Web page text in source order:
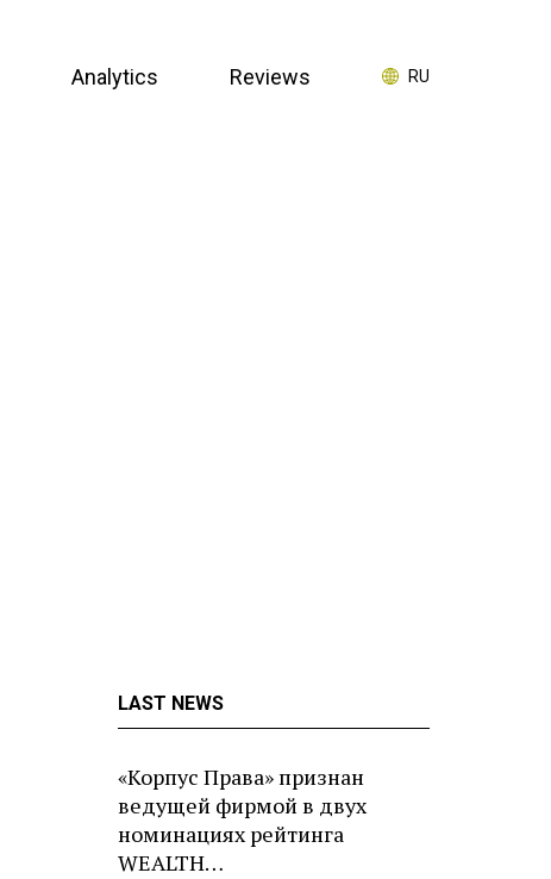
Analytics Reviews RU
LAST NEWS
«Корпус Права» признан
ведущей фирмой в двух
номинациях рейтинга
WEALTH…